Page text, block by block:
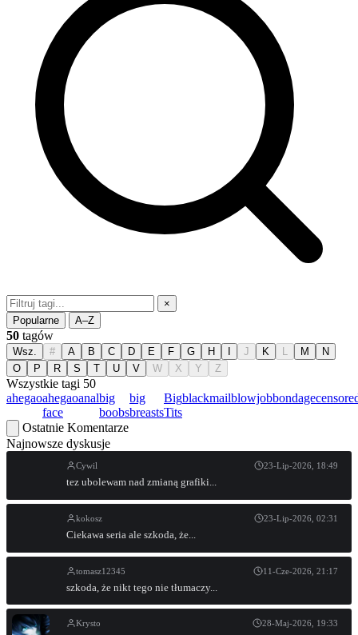
×
Popularne
A–Z
50 tagów
Wsz. # A B C D E F G H J K L M
N
O
P R S T U V W X Y Z
Wszystkie tagi 50
ahegaoahegao
face
analbig
boobs
big
breasts
Big
Tits
blackmailblowjobbondage
Ostatnie Komentarze
Najnowsze dyskusje
Cywil 23-Lip-2026, 18:49
tez ubolewam nad zmianą grafiki...
kokosz 23-Lip-2026, 02:31
Ciekawa seria ale szkoda, że...
tomasz12345 11-Cze-2026, 21:17
szkoda, że nikt tego nie tłumaczy...
Krysto 28-Maj-2026, 19:33